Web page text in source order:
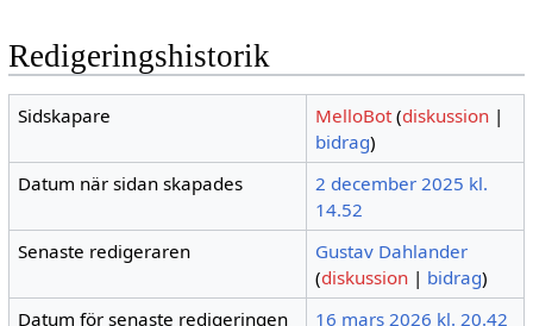
Redigeringshistorik
Sidskapare MelloBot (diskussion |
bidrag)
Datum när sidan skapades
2 december 2025 kl.
14.52
Senaste redigeraren
Gustav Dahlander
(diskussion | bidrag)
Datum för senaste redigeringen
16 mars 2026 kl. 20.42